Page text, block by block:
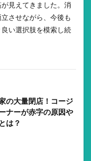
見えてきました。消
させながら、今後も
い選択肢を模索し続
の大量閉店！コージ
ナーが赤字の原因や
は？